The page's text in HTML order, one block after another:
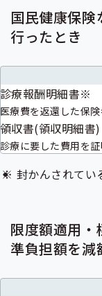
国民健康保
行ったとき
診療報酬明細書※
医療費を返還した保
領収書(領収明細書)
診療に要した費用を
封かんされてい
限度額適用
準負担額を減